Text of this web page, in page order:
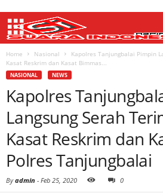
Home Nasional
Kapolres Tanjungbalai Pimpin
Kasat Reskrim dan Kasat Bimmas...
NASIONAL NEWS
Kapolres
Langsung Serah
Kasat Reskrim dan
Polres Tanjungbalai
Byadmin - Feb 25, 2020 0